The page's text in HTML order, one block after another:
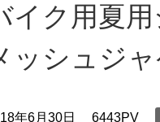
イク用夏
ッシュジ
年6月30日 6443PV